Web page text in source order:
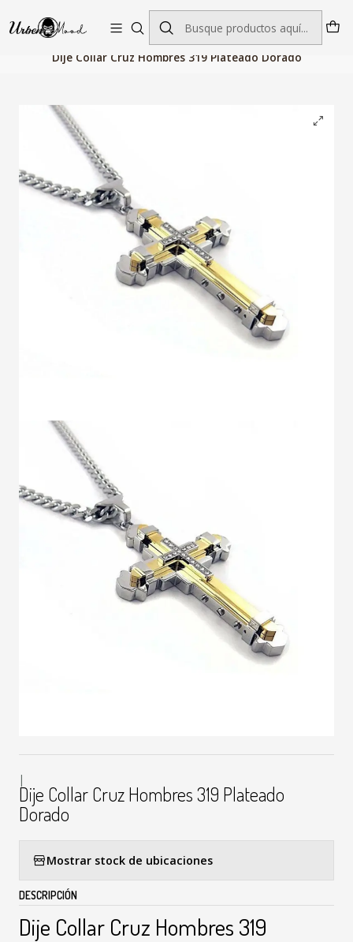
Envío GRATIS desde $60.000 | Entregas rápidas 1–5 días hábiles
Accesorios de Moda
Dije Collar Cruz Hombres 319 Plateado Dorado
|
Dije Collar Cruz Hombres 319 Plateado
Dorado
Mostrar stock de ubicaciones
DESCRIPCIÓN
Dije Collar Cruz Hombres 319